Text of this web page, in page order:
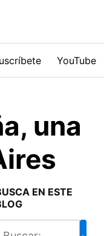
YouTube
una
EN ESTE